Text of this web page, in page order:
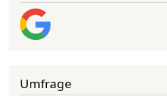
Umfrage